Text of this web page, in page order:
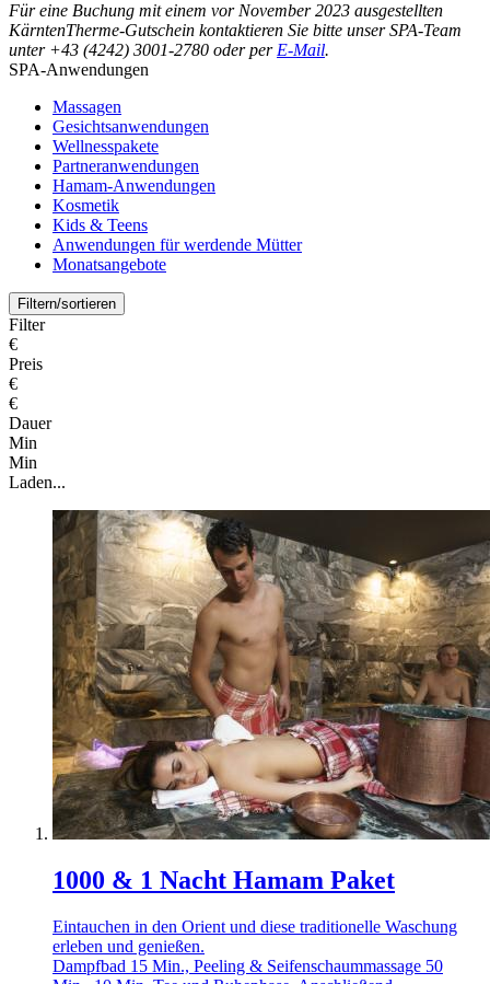
Für eine Buchung mit einem vor November 2023 ausgestellten
KärntenTherme-Gutschein kontaktieren Sie bitte unser SPA-Team
unter +43 (4242) 3001-2780 oder per E-Mail.
SPA-Anwendungen
Massagen
Gesichtsanwendungen
Wellnesspakete
Partneranwendungen
Hamam-Anwendungen
Kosmetik
Kids & Teens
Anwendungen für werdende Mütter
Monatsangebote
Filtern/sortieren
Filter
€
Preis
€
€
Dauer
Min
Min
Laden...
1000 & 1 Nacht Hamam Paket
Eintauchen in den Orient und diese traditionelle Waschung
erleben und genießen.
Dampfbad 15 Min., Peeling & Seifenschaummassage 50